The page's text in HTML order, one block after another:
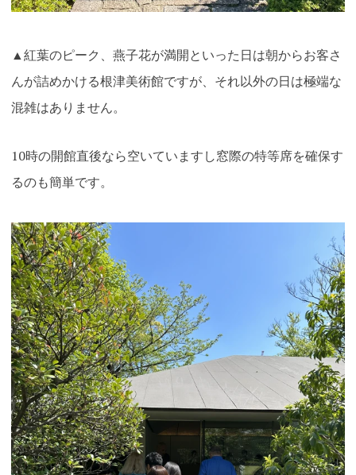
▲紅葉のピーク、燕子花が満開といった日は朝からお客さ
んが詰めかける根津美術館ですが、それ以外の日は極端な
混雑はありません。
10時の開館直後なら空いていますし窓際の特等席を確保す
るのも簡単です。